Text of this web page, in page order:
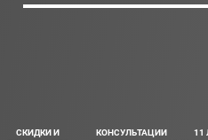
СКИДКИ И
КОНСУЛЬТАЦИИ
11